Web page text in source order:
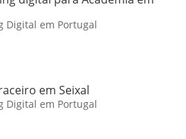
Digital em Portugal
em Seixal
Digital em Portugal